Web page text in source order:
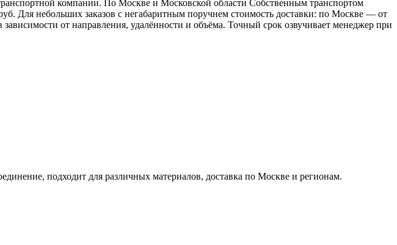
компании. По Москве и Московской области Собственным транспортом
Для небольших заказов с негабаритным поручнем стоимость доставки: по Москве — от
от направления, удалённости и объёма. Точный срок озвучивает менеджер при